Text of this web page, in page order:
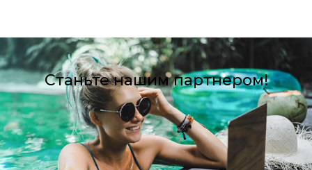
Станьте нашим партнером!